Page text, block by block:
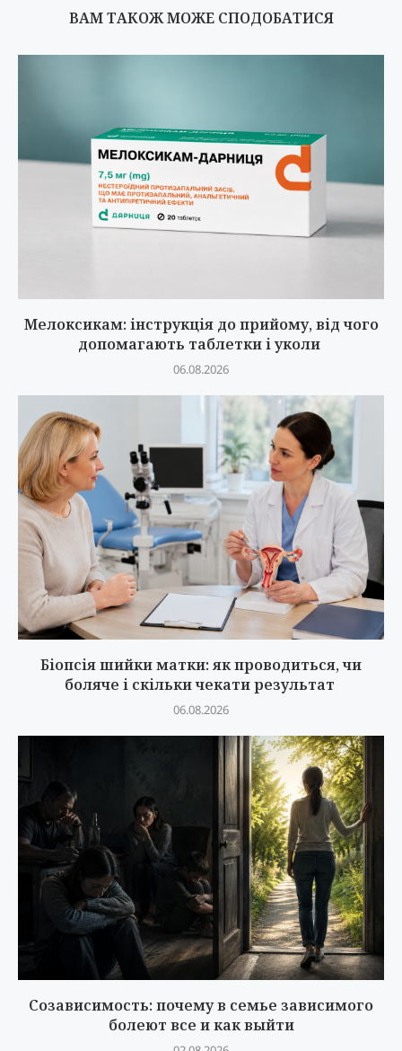
ВАМ ТАКОЖ МОЖЕ СПОДОБАТИСЯ
Мелоксикам: інструкція до прийому, від чого
допомагають таблетки і уколи
06.08.2026
Біопсія шийки матки: як проводиться, чи
боляче і скільки чекати результат
06.08.2026
Созависимость: почему в семье зависимого
болеют все и как выйти